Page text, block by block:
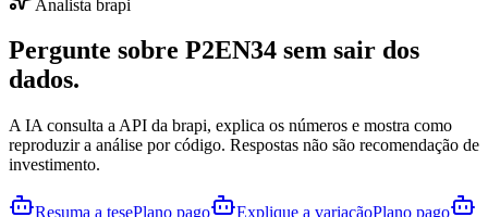
Analista brapi
Pergunte sobre P2EN34 sem sair dos
dados.
A IA consulta a API da brapi, explica os números e mostra como
reproduzir a análise por código. Respostas não são recomendação de
investimento.
Resuma a tesePlano pago Explique a variaçãoPlano pago